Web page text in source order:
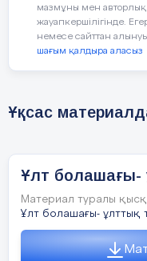
мазмұны мен авторлық
жауапкершілігінде.
немесе сайттан
шағым қалдыра аласыз
Ұқсас
Ұлт болашағы-
Материал туралы
Ұлт болашағы- ұлттық